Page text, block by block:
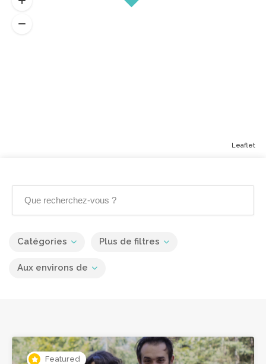
Catégories Plus de filtres
Aux environs de
Featured
Leaflet